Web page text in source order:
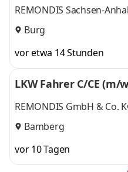
REMONDIS Sachsen-
Burg
vor etwa 14 Stunden
LKW Fahrer C/CE (m/
REMONDIS GmbH & Co.
Bamberg
vor 10 Tagen